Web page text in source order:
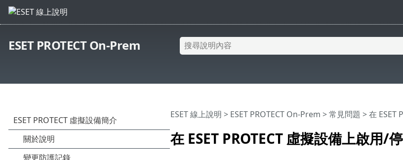
ESET PROTECT On-Prem
在 ESET PROTECT 虛擬設備上啟用/
ESET 線上說明 > ESET PROTECT On-Prem >常見問題 > 在 ESET